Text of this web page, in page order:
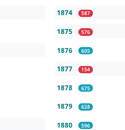
1874 587
1875 576
1876 605
1877 154
1878 675
1879 628
1880 596